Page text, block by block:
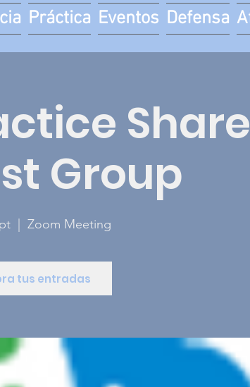
Práctica Eventos Defensa
Group
  |
Zoom Meeting
tus entradas